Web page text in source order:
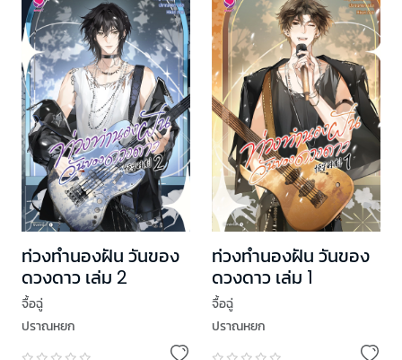
ท่วงทำนองฝัน วันของ
ดวงดาว เล่ม 2
จื้อฉู่
ปราณหยก
ท่วงทำนองฝัน วันของ
ดวงดาว เล่ม 1
จื้อฉู่
ปราณหยก